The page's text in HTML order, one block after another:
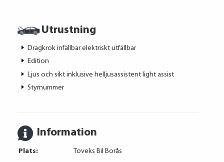
Utrustning
Dragkrok infällbar elektriskt utfällbar
Edition
Ljus och sikt inklusive helljusassistent light assist
Styrnummer
Information
Plats:
Toveks Bil Borås